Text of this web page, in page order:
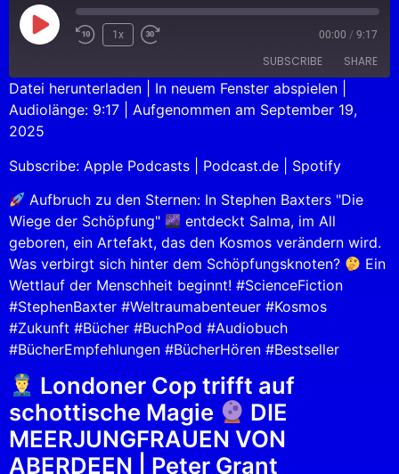
1x 00:00 / 9:17
SUBSCRIBE SHARE
Apple Podcasts Podcast.de
RSS FEED
SHARE
EMBED
Datei herunterladen In neuem Fenster abspielen
Audiolänge: 9:17
Aufgenommen am September 19,
2025
Subscribe: Apple Podcasts Podcast.de
Spotify
Aufbruch zu den Sternen: In Stephen Baxters "Die
Wiege der Schöpfung"
entdeckt Salma, im All
geboren, ein Artefakt, das den Kosmos verändern wird.
Was verbirgt sich hinter dem Schöpfungsknoten?
Ein
Wettlauf der Menschheit beginnt! #ScienceFiction
#StephenBaxter #Weltraumabenteuer #Kosmos
#Zukunft #Bücher #BuchPod #Audiobuch
#BücherEmpfehlungen #BücherHören #Bestseller
Londoner Cop trifft auf
schottische Magie
DIE
MEERJUNGFRAUEN VON
ABERDEEN | Peter Grant